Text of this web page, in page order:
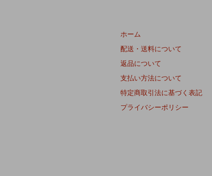
ホーム
配送・送料について
返品について
支払い方法について
特定商取引法に基づく表記
プライバシーポリシー